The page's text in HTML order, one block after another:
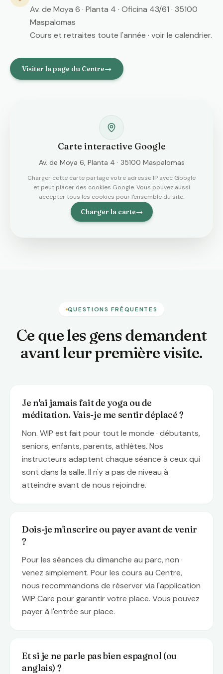
Av. de Moya 6 · Planta 4 · Oficina 43/61 · 35100
Maspalomas
Cours et retraites toute l'année · voir le calendrier.
Visiter la page du Centre→
Carte interactive Google
Av. de Moya 6, Planta 4 · 35100 Maspalomas
Charger cette carte partage votre adresse IP avec Google
et peut placer des cookies Google. Vous pouvez aussi
accepter tous les cookies pour l'ensemble du site.
Charger la carte→
QUESTIONS FRÉQUENTES
Ce que les gens demandent
avant leur première visite.
Je n'ai jamais fait de yoga ou de
méditation. Vais-je me sentir déplacé ?
Non. WIP est fait pour tout le monde · débutants,
seniors, enfants, parents, athlètes. Nos
instructeurs adaptent chaque séance à ceux qui
sont dans la salle. Il n'y a pas de niveau à
atteindre avant de nous rejoindre.
Dois-je m'inscrire ou payer avant de venir
?
Pour les séances du dimanche au parc, non ·
venez simplement. Pour les cours au Centre,
nous recommandons de réserver via l'application
WIP Care pour garantir votre place. Vous pouvez
payer à l'entrée sur place.
Et si je ne parle pas bien espagnol (ou
anglais) ?